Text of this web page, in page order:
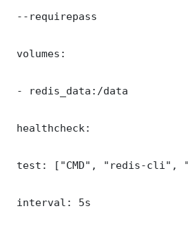
--requirepass
volumes:
- redis_data:/data
healthcheck:
test: ["CMD", "redis-cli",
interval: 5s